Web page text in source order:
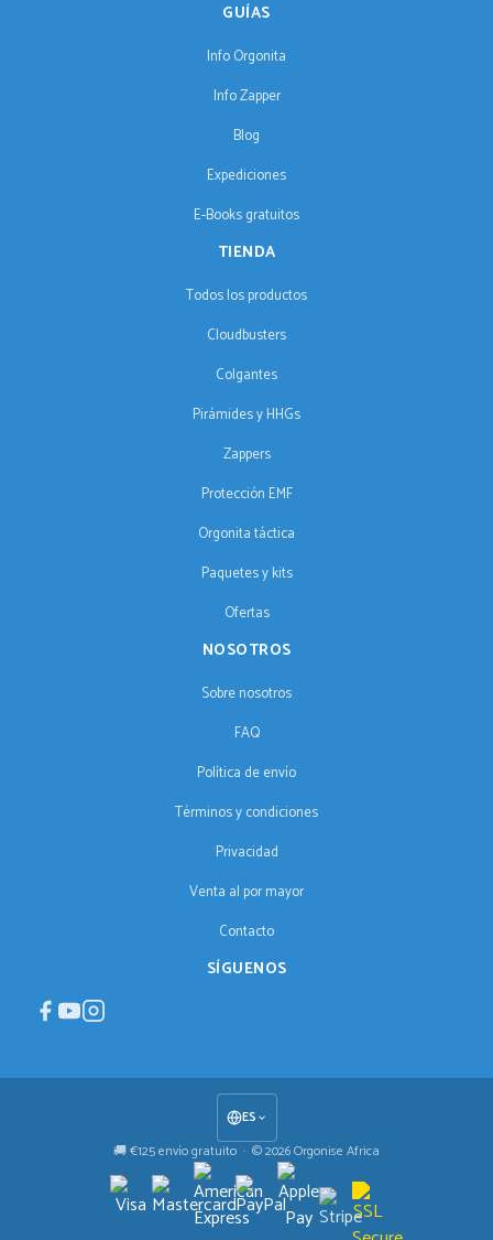
GUÍAS
Info Orgonita
Info Zapper
Blog
Expediciones
E-Books gratuitos
TIENDA
Todos los productos
Cloudbusters
Colgantes
Pirámides y HHGs
Zappers
Protección EMF
Orgonita táctica
Paquetes y kits
Ofertas
NOSOTROS
Sobre nosotros
FAQ
Política de envío
Términos y condiciones
Privacidad
Venta al por mayor
Contacto
SÍGUENOS
ES
🚚 €125 envío gratuito · © 2026 Orgonise Africa